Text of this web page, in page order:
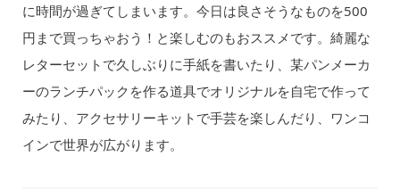
に時間が過ぎてしまいます。今日は良さそうなものを500
円まで買っちゃおう！と楽しむのもおススメです。綺麗な
レターセットで久しぶりに手紙を書いたり、某パンメーカ
ーのランチパックを作る道具でオリジナルを自宅で作って
みたり、アクセサリーキットで手芸を楽しんだり、ワンコ
インで世界が広がります。